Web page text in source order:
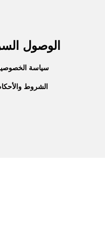
الوصول
سياسة
الشروط